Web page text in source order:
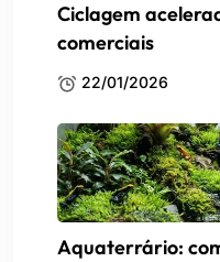
Ciclagem
comerciais
22/01/2026
Aquaterrário: